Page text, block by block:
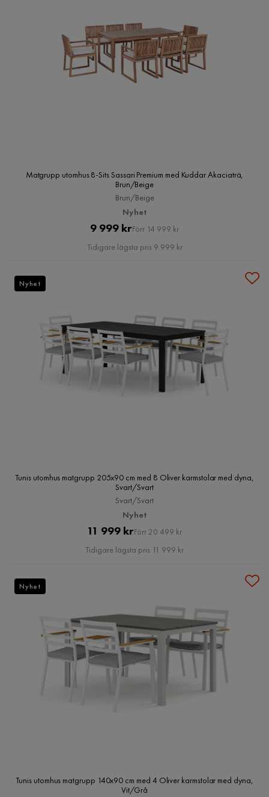
Matgrupp utomhus 8-Sits Sassari Premium med Kuddar Akaciaträ,
Brun/Beige
Brun/Beige
Nyhet
Pris
9 999 krOriginal
Pris
Förr 14 999 kr
Tidigare lägsta pris 9 999 kr
Tunis utomhus matgrupp 205x90 cm med 8 Oliver karmstolar med dyna,
Svart/Svart
Svart/Svart
Nyhet
Pris
11 999 krOriginal
Pris
Förr 20 499 kr
Tidigare lägsta pris 11 999 kr
Nyhet
Tunis utomhus matgrupp 140x90 cm med 4 Oliver karmstolar med dyna,
Vit/Grå
Nyhet